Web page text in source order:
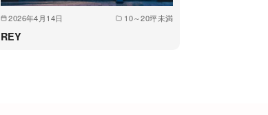
2026年4月14日 10～20坪未満
REY